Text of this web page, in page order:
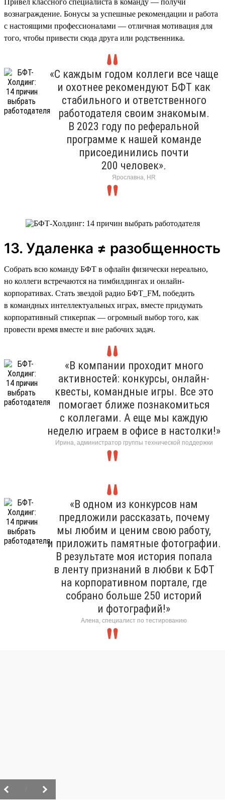
вознаграждение. Бонусы за успешные рекомендации и работа
с настоящими профессионалами — отличная мотивация для
того, чтобы привести сюда друга или родственника.
«С каждым годом коллеги все чаще
и охотнее рекомендуют БФТ как
стабильного и ответственного
работодателя своим знакомым.
В 2023 году по реферальной
программе к нашей команде
присоединились почти
200 человек».
Ярославна, HR
13. Удаленка ≠ разобщенность
Собрать всю команду БФТ в офлайн физически нереально,
но коллеги встречаются на тимбилдингах и онлайн-
корпоративах. Стать звездой радио БФТ_FM, победить
в командных интеллектуальных играх, вместе придумать
корпоративный стикерпак — огромный выбор того, как
провести время вместе и вне рабочих задач.
«В компании проходит много
активностей: конкурсы, онлайн-
квесты, командные игры. Все это
помогает ближе познакомиться
с коллегами. А еще мы каждую
неделю играем в офисе в настолки!»
Ирина, администратор группы технической поддержки
«В одном из конкурсов нам
предложили рассказать, почему
мы любим и ценим свою работу,
и приложить памятные фотографии.
В результате моя история попала
в ленту признаний в любви к БФТ
на корпоративном портале, где
собрано больше 250 историй
и фотографий!»
Алена, специалист по тестированию